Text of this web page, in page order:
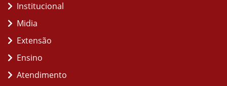
Institucional
Midia
Extensão
Ensino
Atendimento